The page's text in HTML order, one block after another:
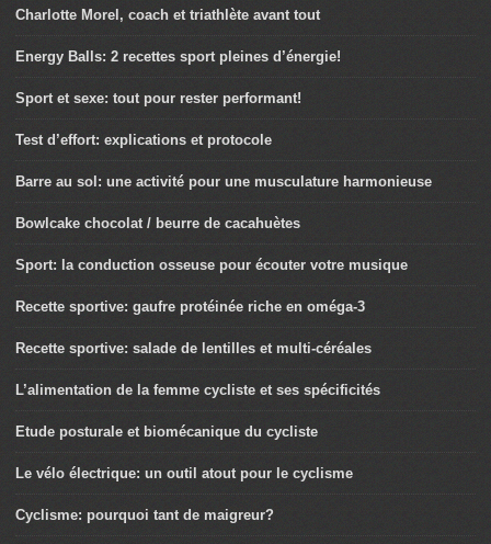
Charlotte Morel, coach et triathlète avant tout
Energy Balls: 2 recettes sport pleines d’énergie!
Sport et sexe: tout pour rester performant!
Test d’effort: explications et protocole
Barre au sol: une activité pour une musculature harmonieuse
Bowlcake chocolat / beurre de cacahuètes
Sport: la conduction osseuse pour écouter votre musique
Recette sportive: gaufre protéinée riche en oméga-3
Recette sportive: salade de lentilles et multi-céréales
L’alimentation de la femme cycliste et ses spécificités
Etude posturale et biomécanique du cycliste
Le vélo électrique: un outil atout pour le cyclisme
Cyclisme: pourquoi tant de maigreur?